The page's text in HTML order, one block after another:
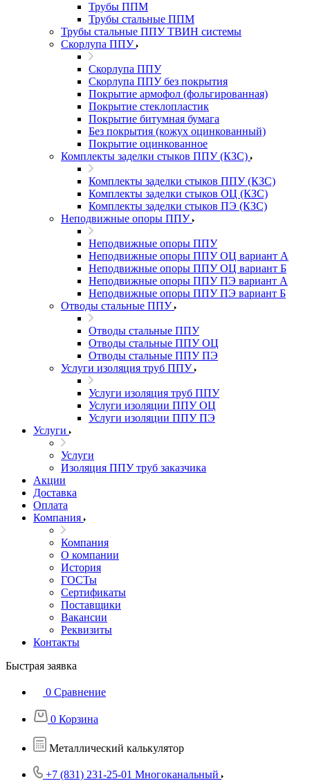
Трубы ППМ
Трубы стальные ППМ
Трубы стальные ППУ ТВИН системы
Скорлупа ППУ
Скорлупа ППУ
Скорлупа ППУ без покрытия
Покрытие армофол (фольгированная)
Покрытие стеклопластик
Покрытие битумная бумага
Без покрытия (кожух оцинкованный)
Покрытие оцинкованное
Комплекты заделки стыков ППУ (КЗС)
Комплекты заделки стыков ППУ (КЗС)
Комплекты заделки стыков ОЦ (КЗС)
Комплекты заделки стыков ПЭ (КЗС)
Неподвижные опоры ППУ
Неподвижные опоры ППУ
Неподвижные опоры ППУ ОЦ вариант А
Неподвижные опоры ППУ ОЦ вариант Б
Неподвижные опоры ППУ ПЭ вариант А
Неподвижные опоры ППУ ПЭ вариант Б
Отводы стальные ППУ
Отводы стальные ППУ
Отводы стальные ППУ ОЦ
Отводы стальные ППУ ПЭ
Услуги изоляция труб ППУ
Услуги изоляция труб ППУ
Услуги изоляции ППУ ОЦ
Услуги изоляции ППУ ПЭ
Услуги
Услуги
Изоляция ППУ труб заказчика
Акции
Доставка
Оплата
Компания
Компания
О компании
История
ГОСТы
Сертификаты
Поставщики
Вакансии
Реквизиты
Контакты
Быстрая заявка
0 Сравнение
0 Корзина
Металлический калькулятор
+7 (831) 231-25-01 Многоканальный